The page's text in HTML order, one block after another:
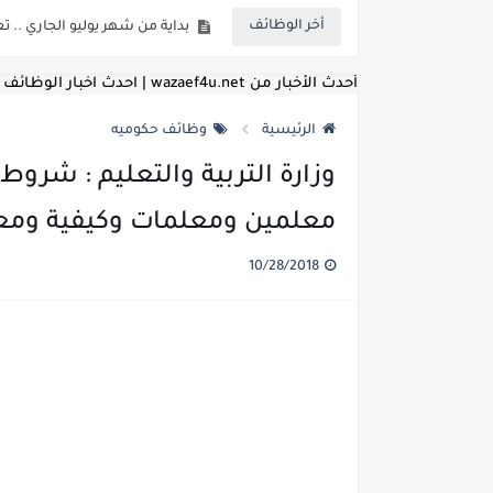
أخر الوظائف للمؤهلات العليا ..اعلان وظائف
للعمل كضباط متخصصين ..وزارة
اعلان وظائف وزارة التعليم
اعلان وظائف الهيئة
اعلان وظائف الشركة
مسابقة معلمي الحصه
اعلان وظائف الهيئة القومية
أحدث الأخبار من wazaef4u.net | احدث اخبار الوظائف
الرئيسية وظائف حكوميه
وزارة التربية والتعليم :
معلمين ومعلمات وكيفية